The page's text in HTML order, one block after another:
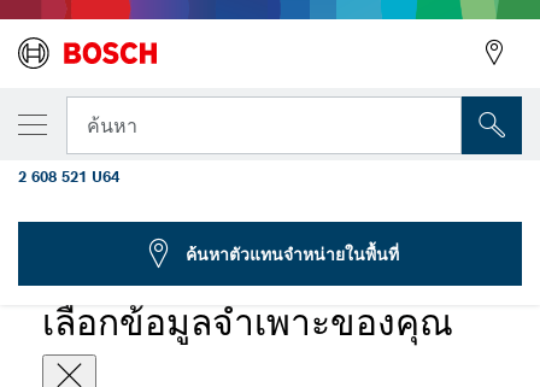
ค้นหา
เลือกข้อมูลจำเพาะของคุณ
รุ่นที่คุณเลือก
PRO Nutsetter Impact, 8 x 50, 10 x 50, 13
x 50 มม., 3 ชิ้น
2 608 521 U64
ค้นหาตัวแทนจำหน่ายในพื้นที่